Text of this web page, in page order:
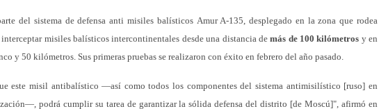
del sistema de defensa anti misiles balísticos Amur A-135, desplegado en la zona que rodea
interceptar misiles balísticos intercontinentales desde una distancia demás de 100 kilómetros y en
y 50 kilómetros. Sus primeras pruebas se realizaron con éxito en febrero del año pasado.
este misil antibalístico —así como todos los componentes del sistema antimisilístico [ruso] en
podrá cumplir su tarea de garantizar la sólida defensa del distrito [de Moscú]", afirmó en